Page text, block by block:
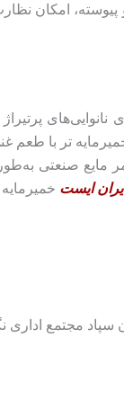
است. این مخمر با قابلیت تزریق دقیق و
پرتیراژ
تر با طعم
مایع صنعتی
ایست
سپاد مجتمع اداری